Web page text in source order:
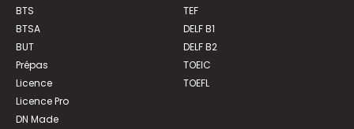
BTS
BTSA
BUT
Prépas
Licence
Licence Pro
DN Made
TEF
DELF B1
DELF B2
TOEIC
TOEFL